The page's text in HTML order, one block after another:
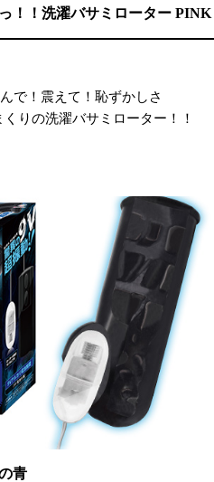
！！洗濯バサミローター PINK
で！震えて！恥ずかしさ
りの洗濯バサミローター！！
青